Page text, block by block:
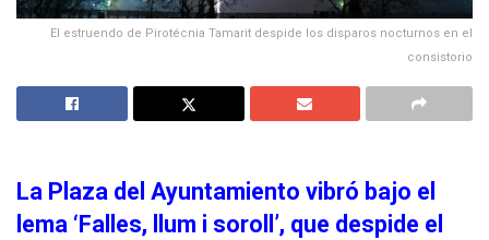
El estruendo de Pirotécnia Tamarit despide los disparos nocturnos en el
consistorio
La Plaza del Ayuntamiento vibró bajo el
lema ‘Falles, llum i soroll’, que despide el